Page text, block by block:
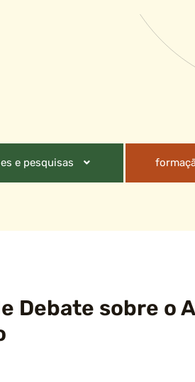
e pesquisas
Debate sobre o